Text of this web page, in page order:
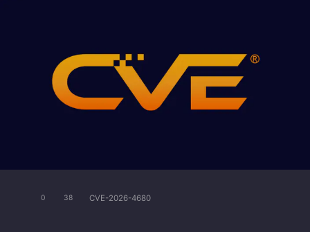
0 38 CVE-2026-4680